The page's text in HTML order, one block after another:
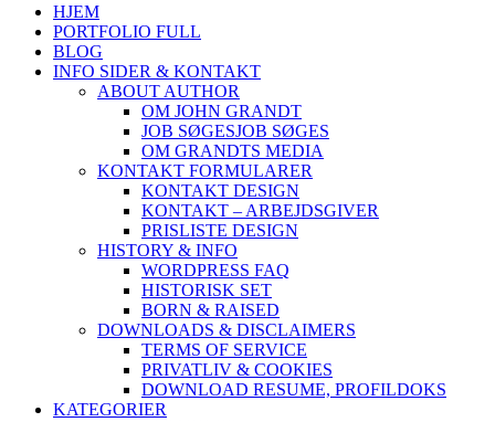
HJEM
PORTFOLIO FULL
BLOG
INFO SIDER & KONTAKT
ABOUT AUTHOR
OM JOHN GRANDT
JOB SØGESJOB SØGES
OM GRANDTS MEDIA
KONTAKT FORMULARER
KONTAKT DESIGN
KONTAKT – ARBEJDSGIVER
PRISLISTE DESIGN
HISTORY & INFO
WORDPRESS FAQ
HISTORISK SET
BORN & RAISED
DOWNLOADS & DISCLAIMERS
TERMS OF SERVICE
PRIVATLIV & COOKIES
DOWNLOAD RESUME, PROFILDOKS
KATEGORIER